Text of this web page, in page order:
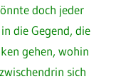
doch jeder
die Gegend, die
gehen, wohin
sich